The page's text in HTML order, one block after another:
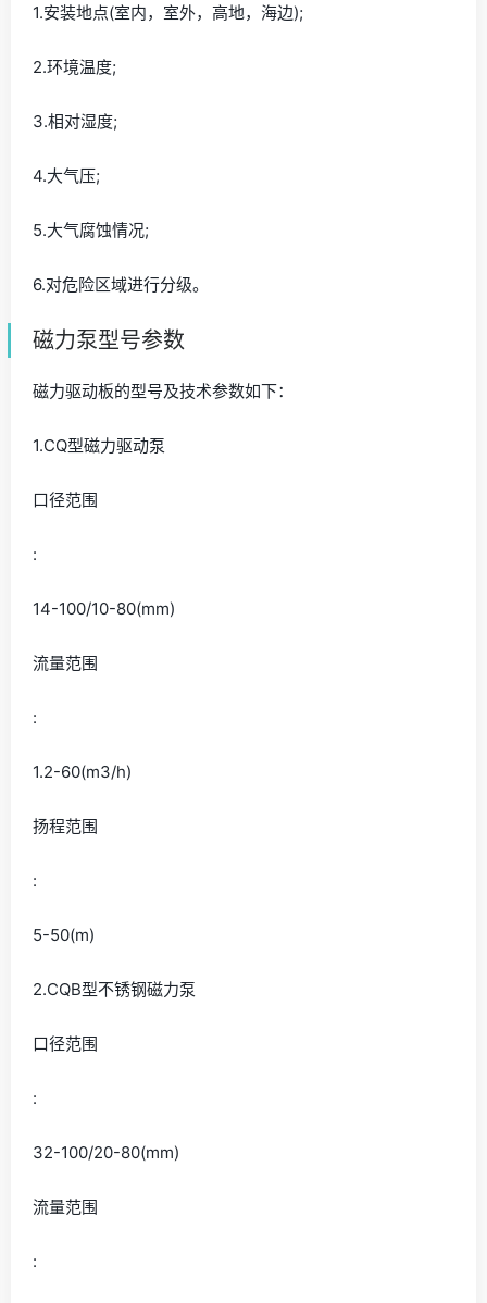
1.安装地点(室内，室外，高地，海边);
2.环境温度;
3.相对湿度;
4.大气压;
5.大气腐蚀情况;
6.对危险区域进行分级。
磁力泵型号参数
磁力驱动板的型号及技术参数如下：
1.CQ型磁力驱动泵
口径范围
:
14-100/10-80(mm)
流量范围
:
1.2-60(m3/h)
扬程范围
:
5-50(m)
2.CQB型不锈钢磁力泵
口径范围
:
32-100/20-80(mm)
流量范围
: